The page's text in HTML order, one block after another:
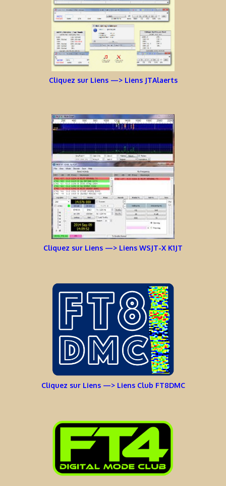
Cliquez sur Liens —> Liens JTAlaerts
Cliquez sur Liens —> Liens WSJT-X K1JT
Cliquez sur Liens —> Liens Club FT8DMC